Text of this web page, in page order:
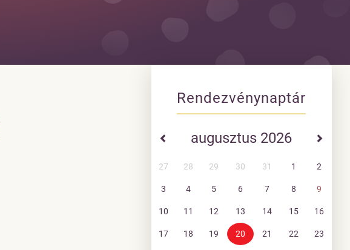
Rendezvénynaptár
augusztus 2026
27 28 29 30 31 1 2
3 4 5 6 7 8 9
10 11 12 13 14 15 16
17 18 19 20 21 22 23